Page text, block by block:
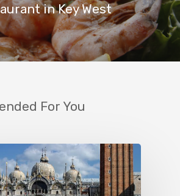
in Key West
For You